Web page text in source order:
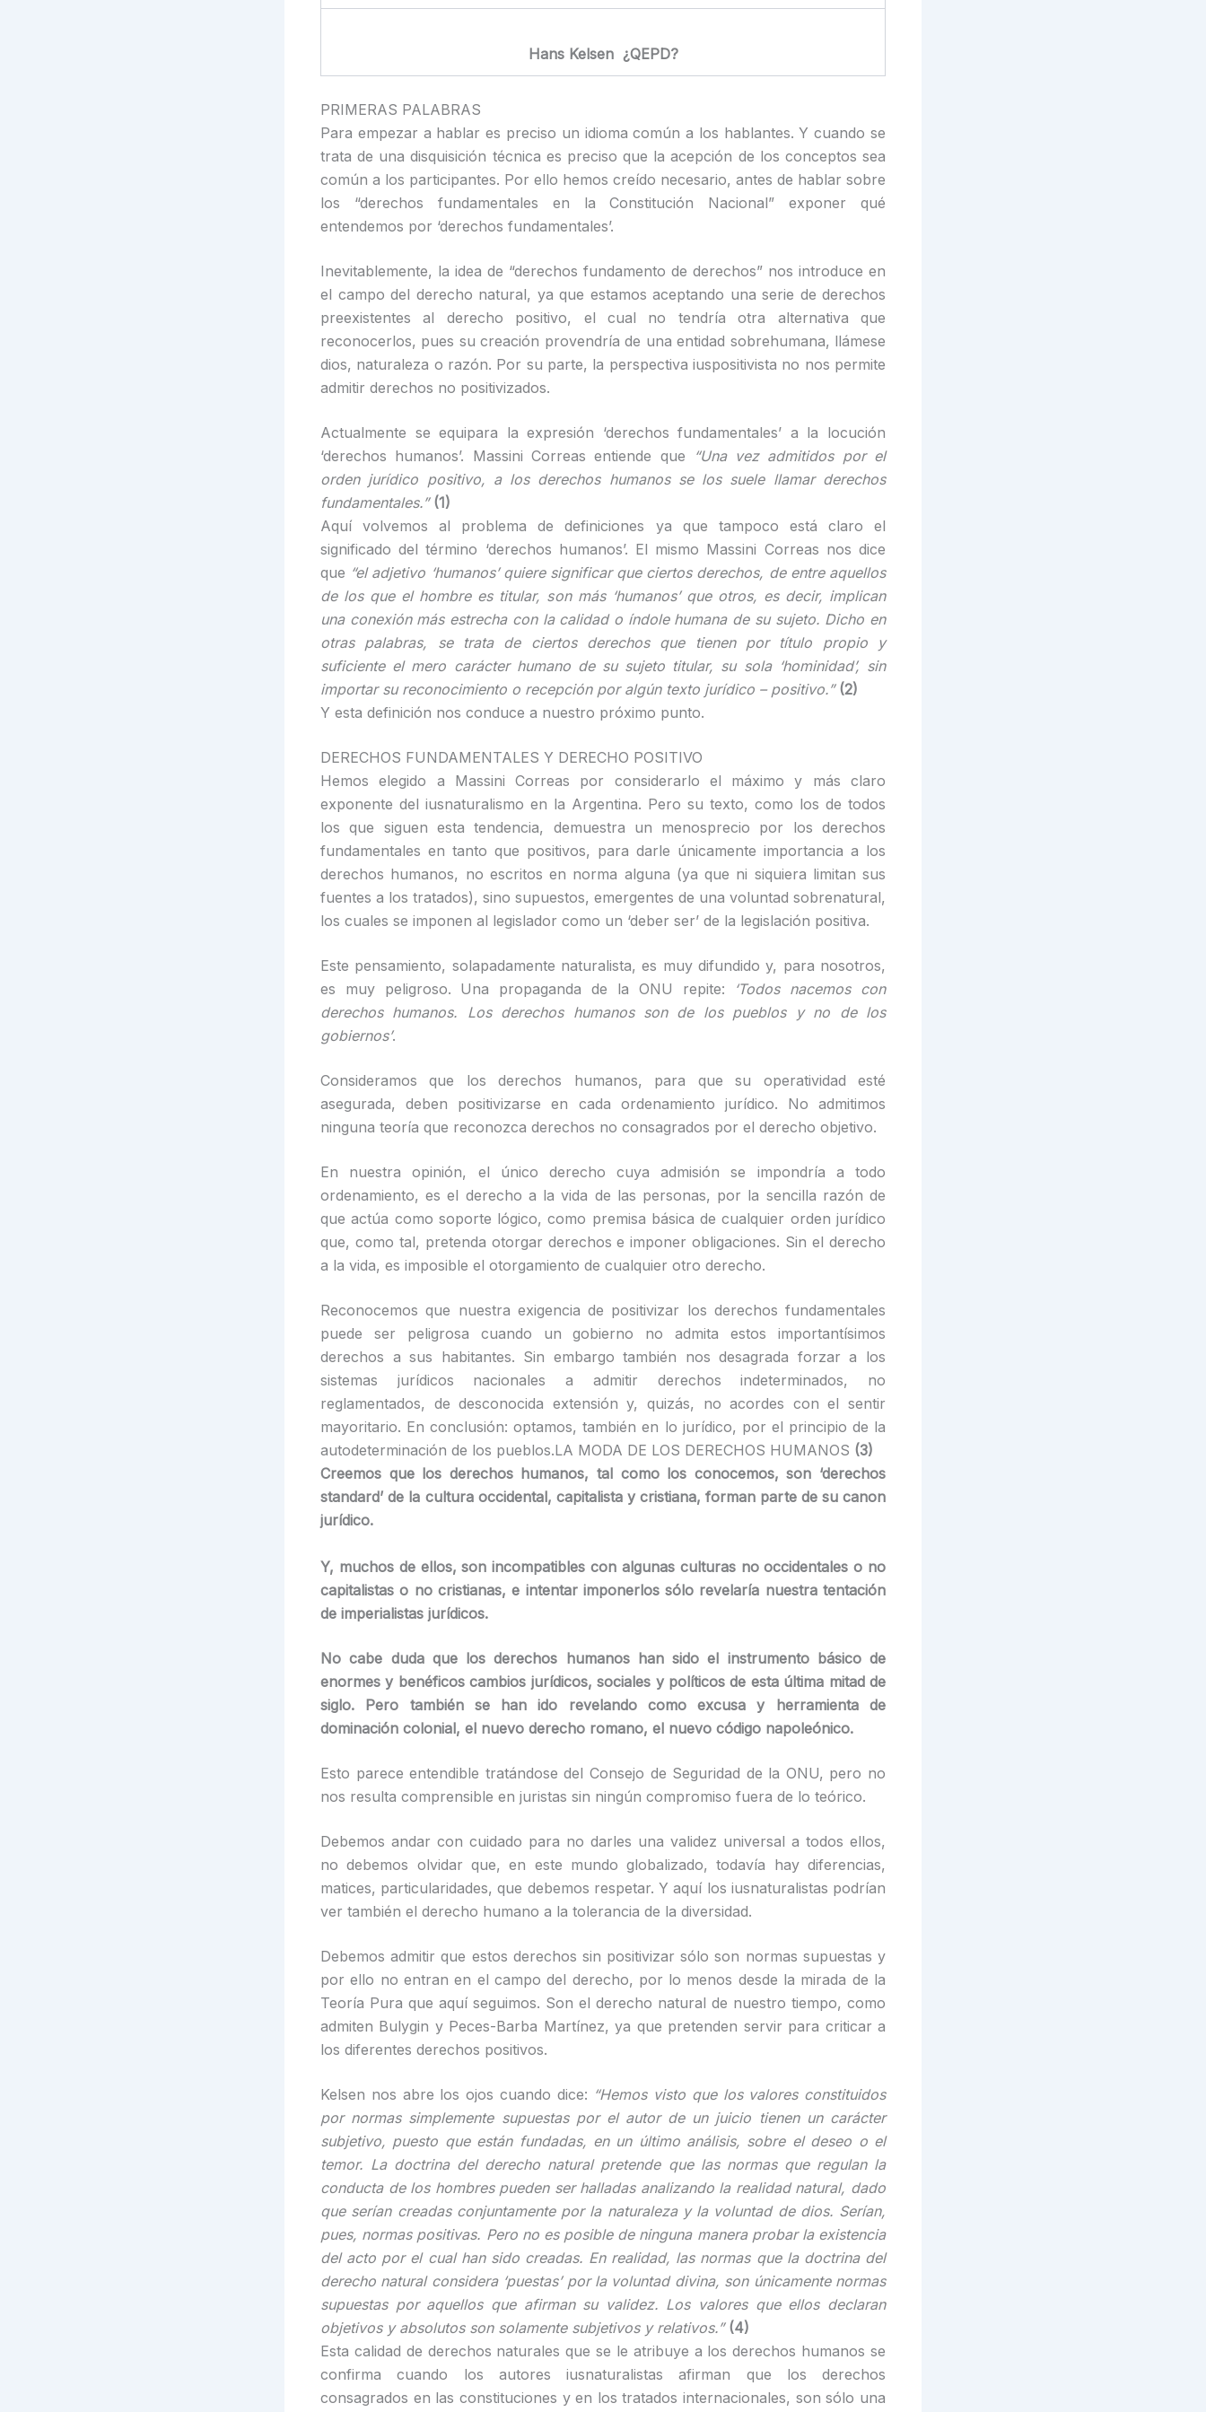
k
n
k
Hans Kelsen ¿QEPD?
PRIMERAS PALABRAS
Para empezar a hablar es preciso un idioma común a los hablantes. Y cuando se
trata de una disquisición técnica es preciso que la acepción de los conceptos sea
común a los participantes. Por ello hemos creído necesario, antes de hablar sobre
los “derechos fundamentales en la Constitución Nacional” exponer qué
entendemos por ‘derechos fundamentales’.
Inevitablemente, la idea de “derechos fundamento de derechos” nos introduce en
el campo del derecho natural, ya que estamos aceptando una serie de derechos
preexistentes al derecho positivo, el cual no tendría otra alternativa que
reconocerlos, pues su creación provendría de una entidad sobrehumana, llámese
dios, naturaleza o razón. Por su parte, la perspectiva iuspositivista no nos permite
admitir derechos no positivizados.
Actualmente se equipara la expresión ‘derechos fundamentales’ a la locución
‘derechos humanos’. Massini Correas entiende que
“Una vez admitidos por el
orden jurídico positivo, a los derechos humanos se los suele llamar derechos
fundamentales.” (1)
Aquí volvemos al problema de definiciones ya que tampoco está claro el
significado del término ‘derechos humanos’. El mismo Massini Correas nos dice
que “el adjetivo ‘humanos’ quiere significar que ciertos derechos, de entre aquellos
de los que el hombre es titular, son más ‘humanos’ que otros, es decir, implican
una conexión más estrecha con la calidad o índole humana de su sujeto. Dicho en
otras palabras, se trata de ciertos derechos que tienen por título propio y
suficiente el mero carácter humano de su sujeto titular, su sola ‘hominidad’, sin
importar su reconocimiento o recepción por algún texto jurídico – positivo.” (2)
Y esta definición nos conduce a nuestro próximo punto.
DERECHOS FUNDAMENTALES Y DERECHO POSITIVO
Hemos elegido a Massini Correas por considerarlo el máximo y más claro
exponente del iusnaturalismo en la Argentina. Pero su texto, como los de todos
los que siguen esta tendencia, demuestra un menosprecio por los derechos
fundamentales en tanto que positivos, para darle únicamente importancia a los
derechos humanos, no escritos en norma alguna (ya que ni siquiera limitan sus
fuentes a los tratados), sino supuestos, emergentes de una voluntad sobrenatural,
los cuales se imponen al legislador como un ‘deber ser’ de la legislación positiva.
Este pensamiento, solapadamente naturalista, es muy difundido y, para nosotros,
es muy peligroso. Una propaganda de la ONU repite:
‘Todos nacemos con
derechos humanos. Los derechos humanos son de los pueblos y no de los
gobiernos’.
Consideramos que los derechos humanos, para que su operatividad esté
asegurada, deben positivizarse en cada ordenamiento jurídico. No admitimos
ninguna teoría que reconozca derechos no consagrados por el derecho objetivo.
En nuestra opinión, el único derecho cuya admisión se impondría a todo
ordenamiento, es el derecho a la vida de las personas, por la sencilla razón de
que actúa como soporte lógico, como premisa básica de cualquier orden jurídico
que, como tal, pretenda otorgar derechos e imponer obligaciones. Sin el derecho
a la vida, es imposible el otorgamiento de cualquier otro derecho.
Reconocemos que nuestra exigencia de positivizar los derechos fundamentales
puede ser peligrosa cuando un gobierno no admita estos importantísimos
derechos a sus habitantes. Sin embargo también nos desagrada forzar a los
sistemas jurídicos nacionales a admitir derechos indeterminados, no
reglamentados, de desconocida extensión y, quizás, no acordes con el sentir
mayoritario. En conclusión: optamos, también en lo jurídico, por el principio de la
autodeterminación de los pueblos.LA MODA DE LOS DERECHOS HUMANOS (3)
Creemos que los derechos humanos, tal como los conocemos, son ‘derechos
standard’ de la cultura occidental, capitalista y cristiana, forman parte de su canon
jurídico.
Y, muchos de ellos, son incompatibles con algunas culturas no occidentales o no
capitalistas o no cristianas, e intentar imponerlos sólo revelaría nuestra tentación
de imperialistas jurídicos.
No cabe duda que los derechos humanos han sido el instrumento básico de
enormes y benéficos cambios jurídicos, sociales y políticos de esta última mitad de
siglo. Pero también se han ido revelando como excusa y herramienta de
dominación colonial, el nuevo derecho romano, el nuevo código napoleónico.
Esto parece entendible tratándose del Consejo de Seguridad de la ONU, pero no
nos resulta comprensible en juristas sin ningún compromiso fuera de lo teórico.
Debemos andar con cuidado para no darles una validez universal a todos ellos,
no debemos olvidar que, en este mundo globalizado, todavía hay diferencias,
matices, particularidades, que debemos respetar. Y aquí los iusnaturalistas podrían
ver también el derecho humano a la tolerancia de la diversidad.
Debemos admitir que estos derechos sin positivizar sólo son normas supuestas y
por ello no entran en el campo del derecho, por lo menos desde la mirada de la
Teoría Pura que aquí seguimos. Son el derecho natural de nuestro tiempo, como
admiten Bulygin y Peces-Barba Martínez, ya que pretenden servir para criticar a
los diferentes derechos positivos.
Kelsen nos abre los ojos cuando dice: “Hemos visto que los valores constituidos
por normas simplemente supuestas por el autor de un juicio tienen un carácter
subjetivo, puesto que están fundadas, en un último análisis, sobre el deseo o el
temor. La doctrina del derecho natural pretende que las normas que regulan la
conducta de los hombres pueden ser halladas analizando la realidad natural, dado
que serían creadas conjuntamente por la naturaleza y la voluntad de dios. Serían,
pues, normas positivas. Pero no es posible de ninguna manera probar la existencia
del acto por el cual han sido creadas. En realidad, las normas que la doctrina del
derecho natural considera ‘puestas’ por la voluntad divina, son únicamente normas
supuestas por aquellos que afirman su validez. Los valores que ellos declaran
objetivos y absolutos son solamente subjetivos y relativos.” (4)
Esta calidad de derechos naturales que se le atribuye a los derechos humanos se
confirma cuando los autores iusnaturalistas afirman que los derechos
consagrados en las constituciones y en los tratados internacionales, son sólo una